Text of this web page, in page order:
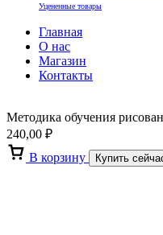
Уцененные товары
Главная
О нас
Магазин
Контакты
Методика обучения
240,00 ₽
В корзину
Купить